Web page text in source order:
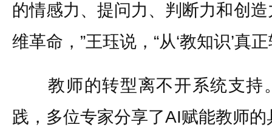
的情感力、提问力、判断力和创
维革命，”王珏说，“从‘教知识’真正
教师的转型离不开系统支持
践，多位专家分享了AI赋能教师